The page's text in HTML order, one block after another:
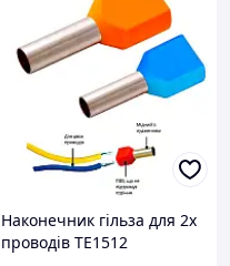
Наконечник гільза для 2х
проводів TE1512